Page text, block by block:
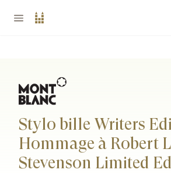
Stylo bille Writers
Hommage à Robert
Stevenson Limited